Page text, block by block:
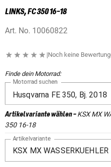
LINKS, FC 350 16-18
Art. No. 10060822
|Noch keine
Finde dein Motorrad:
Motorrad suchen
Artikelvariante wählen-KSX MX
350 16-18
Artikelvariante